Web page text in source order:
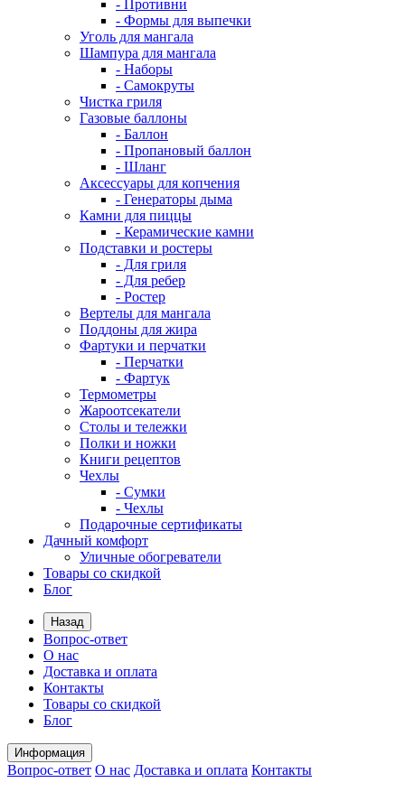
- Противни
- Формы для выпечки
Уголь для мангала
Шампура для мангала
- Наборы
- Самокруты
Чистка гриля
Газовые баллоны
- Баллон
- Пропановый баллон
- Шланг
Аксессуары для копчения
- Генераторы дыма
Камни для пиццы
- Керамические камни
Подставки и ростеры
- Для гриля
- Для ребер
- Ростер
Вертелы для мангала
Поддоны для жира
Фартуки и перчатки
- Перчатки
- Фартук
Термометры
Жароотсекатели
Столы и тележки
Полки и ножки
Книги рецептов
Чехлы
- Сумки
- Чехлы
Подарочные сертификаты
Дачный комфорт
Уличные обогреватели
Товары со скидкой
Блог
Назад
Вопрос-ответ
О нас
Доставка и оплата
Контакты
Товары со скидкой
Блог
Информация
Вопрос-ответ О нас Доставка и оплата Контакты